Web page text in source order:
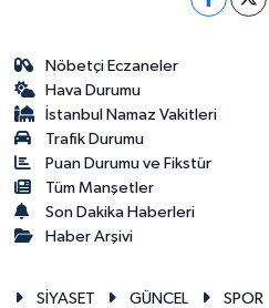
Nöbetçi Eczaneler
Hava Durumu
İstanbul Namaz Vakitleri
Trafik Durumu
Puan Durumu ve Fikstür
Tüm Manşetler
Son Dakika Haberleri
Haber Arşivi
SİYASET GÜNCEL SPOR